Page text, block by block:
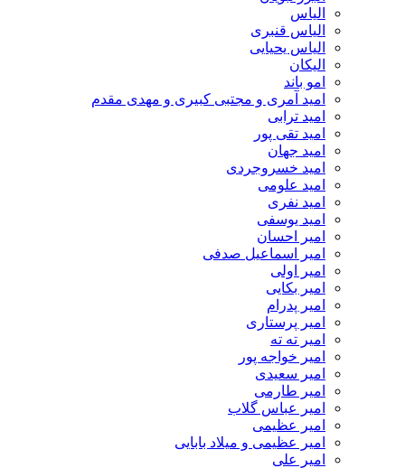
الیاس
الیاس قنبرى
الیاس یحیایی
الیکان
امو باند
امید آمری و مجتبی کبیری و مهدى مقدم
امید ترابی
امید تقی پور
امید جهان
امید خسروجردی
امید علومی
امید نفری
امید یوسفی
امیر احسان
امیر اسماعیل صدفی
امیر اولی
امیر بکایی
امیر پدرام
امیر پرستاری
امیر ته ته
امیر خواجه پور
امیر سعیدی
امیر طارمی
امیر عباس گلاب
امیر عظیمی
امیر عظیمی و میلاد بابایی
امیر علی